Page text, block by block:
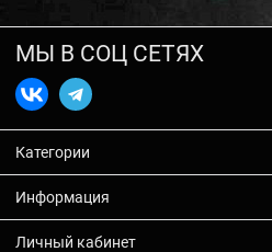
МЫ В СОЦ СЕТЯХ
Категории
Информация
Личный кабинет